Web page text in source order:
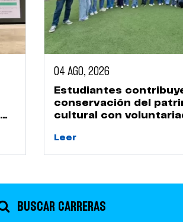
04 AGO, 2026
Estudiantes
conservación del
cultural con
Leer
BUSCAR CARRERAS